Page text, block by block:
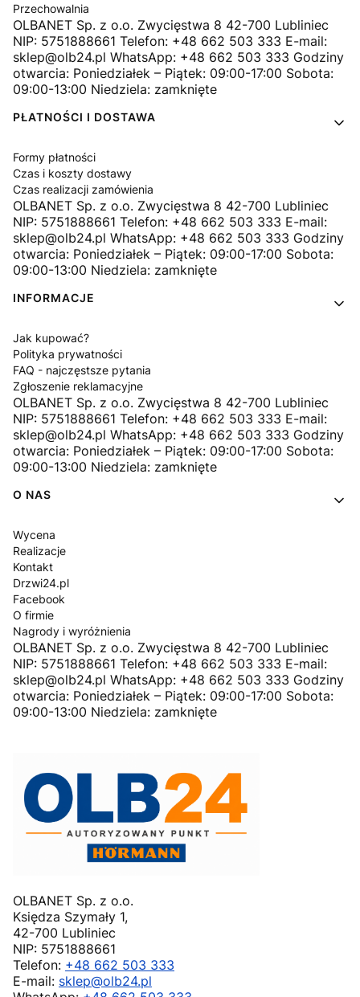
Przechowalnia
OLBANET Sp. z o.o. Zwycięstwa 8 42-700 Lubliniec
NIP: 5751888661 Telefon: +48 662 503 333 E-mail:
sklep@olb24.pl WhatsApp: +48 662 503 333 Godziny
otwarcia: Poniedziałek – Piątek: 09:00-17:00 Sobota:
09:00-13:00 Niedziela: zamknięte
PŁATNOŚCI I DOSTAWA
Formy płatności
Czas i koszty dostawy
Czas realizacji zamówienia
OLBANET Sp. z o.o. Zwycięstwa 8 42-700 Lubliniec
NIP: 5751888661 Telefon: +48 662 503 333 E-mail:
sklep@olb24.pl WhatsApp: +48 662 503 333 Godziny
otwarcia: Poniedziałek – Piątek: 09:00-17:00 Sobota:
09:00-13:00 Niedziela: zamknięte
INFORMACJE
Jak kupować?
Polityka prywatności
FAQ - najczęstsze pytania
Zgłoszenie reklamacyjne
OLBANET Sp. z o.o. Zwycięstwa 8 42-700 Lubliniec
NIP: 5751888661 Telefon: +48 662 503 333 E-mail:
sklep@olb24.pl WhatsApp: +48 662 503 333 Godziny
otwarcia: Poniedziałek – Piątek: 09:00-17:00 Sobota:
09:00-13:00 Niedziela: zamknięte
O NAS
Wycena
Realizacje
Kontakt
Drzwi24.pl
Facebook
O firmie
Nagrody i wyróżnienia
OLBANET Sp. z o.o. Zwycięstwa 8 42-700 Lubliniec
NIP: 5751888661 Telefon: +48 662 503 333 E-mail:
sklep@olb24.pl WhatsApp: +48 662 503 333 Godziny
otwarcia: Poniedziałek – Piątek: 09:00-17:00 Sobota:
09:00-13:00 Niedziela: zamknięte
OLBANET Sp. z o.o.
Księdza Szymały 1,
42-700 Lubliniec
NIP: 5751888661
Telefon: +48 662 503 333
E-mail: sklep@olb24.pl